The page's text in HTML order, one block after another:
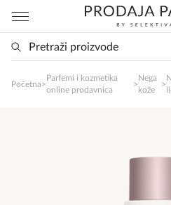
Početna>
Parfemi i kozmetika
online prodavnica
>
Nega
kože
>
SlađanAi Asistent
poručite svoj omiljeni parfem